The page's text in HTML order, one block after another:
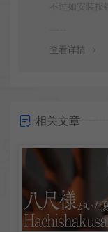
不过如安装报
查看详情
相关文章